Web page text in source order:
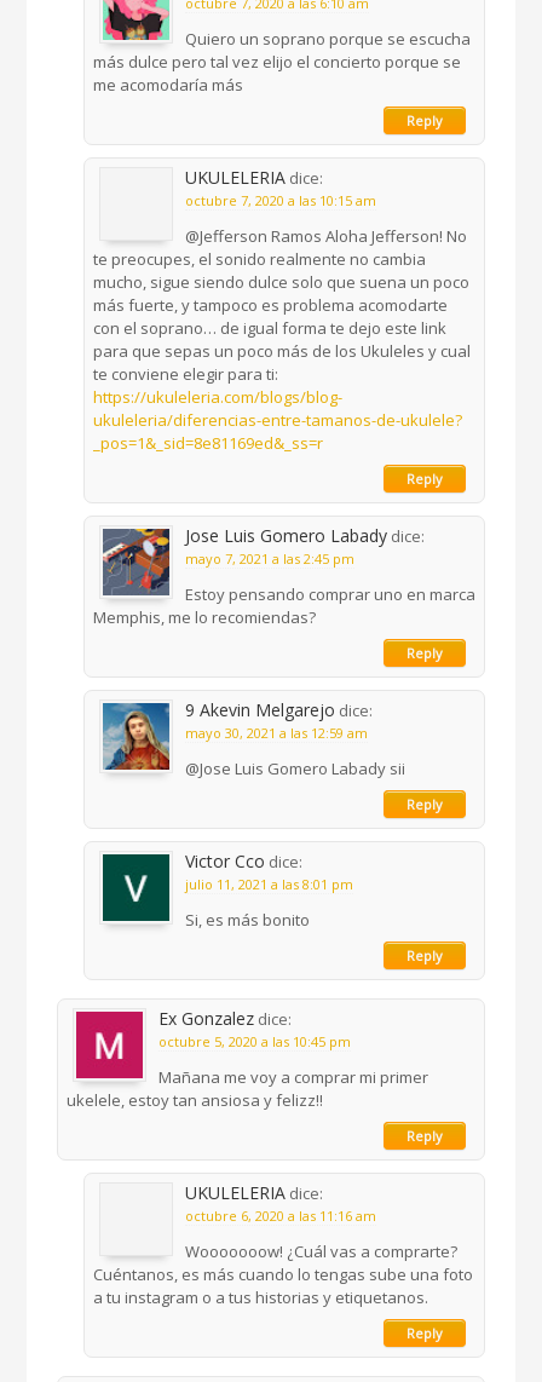
Quiero un soprano porque se escucha
más dulce pero tal vez elijo el concierto porque se
me acomodaría más
Reply
UKULELERIA dice:
octubre 7, 2020 a las 10:15 am
@Jefferson Ramos Aloha Jefferson! No
te preocupes, el sonido realmente no cambia
mucho, sigue siendo dulce solo que suena un poco
más fuerte, y tampoco es problema acomodarte
con el soprano… de igual forma te dejo este link
para que sepas un poco más de los Ukuleles y cual
te conviene elegir para ti:
https://ukuleleria.com/blogs/blog-
ukuleleria/diferencias-entre-tamanos-de-ukulele?
_pos=1&_sid=8e81169ed&_ss=r
Reply
Jose Luis Gomero Labady dice:
mayo 7, 2021 a las 2:45 pm
Estoy pensando comprar uno en marca
Memphis, me lo recomiendas?
Reply
9 Akevin Melgarejo dice:
mayo 30, 2021 a las 12:59 am
@Jose Luis Gomero Labady sii
Reply
Victor Cco dice:
julio 11, 2021 a las 8:01 pm
Si, es más bonito
Reply
Ex Gonzalez dice:
octubre 5, 2020 a las 10:45 pm
Mañana me voy a comprar mi primer
ukelele, estoy tan ansiosa y felizz!!
Reply
UKULELERIA dice:
octubre 6, 2020 a las 11:16 am
Wooooooow! ¿Cuál vas a comprarte?
Cuéntanos, es más cuando lo tengas sube una foto
a tu instagram o a tus historias y etiquetanos.
Reply